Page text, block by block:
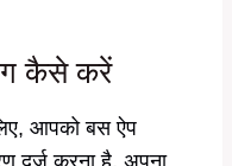
कैसे करें
आपको बस ऐप
दर्ज करना है, अपना